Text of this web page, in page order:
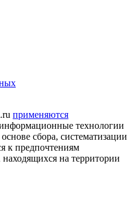
применяются
технологии
сбора, систематизации
к предпочтениям
находящихся на территории